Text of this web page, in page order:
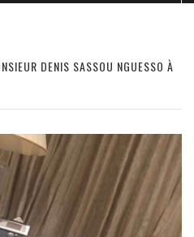
DENIS SASSOU NGUESSO À